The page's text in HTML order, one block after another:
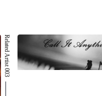
Related Artist 003